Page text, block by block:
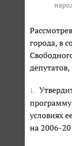
города, в
1.
программу
условиях
на 2006-